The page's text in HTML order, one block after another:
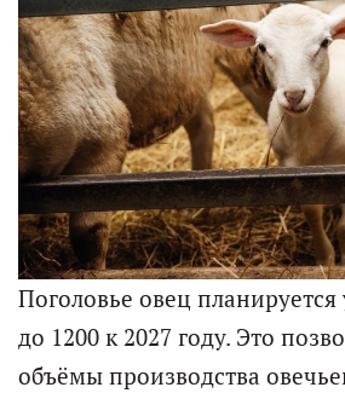
Поголовье овец планируется
до 1200 к 2027 году. Это
объёмы производства